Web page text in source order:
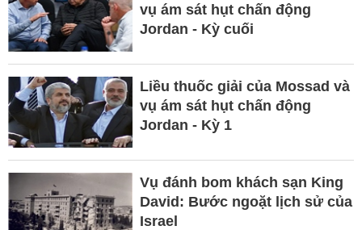
vụ ám sát hụt chấn động
Jordan - Kỳ cuối
Liều thuốc giải của Mossad và
vụ ám sát hụt chấn động
Jordan - Kỳ 1
Vụ đánh bom khách sạn King
David: Bước ngoặt lịch sử của
Israel